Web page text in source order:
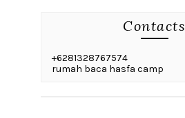
Contacts
+6281328767574
rumah baca hasfa camp